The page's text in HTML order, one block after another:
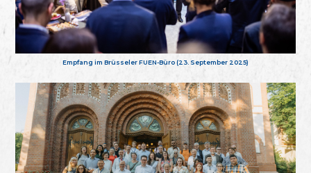
Empfang im Brüsseler FUEN-Büro (23. September 2025)